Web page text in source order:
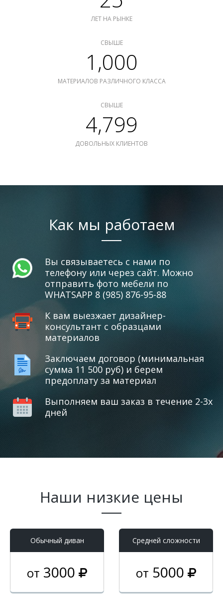
ЛЕТ НА РЫНКЕ
СВЫШЕ
1,000
МАТЕРИАЛОВ РАЗЛИЧНОГО КЛАССА
СВЫШЕ
4,799
ДОВОЛЬНЫХ КЛИЕНТОВ
Как мы работаем
Вы связываетесь с нами по
телефону или через сайт. Можно
отправить фото мебели по
WHATSAPP 8 (985) 876-95-88
К вам выезжает дизайнер-
консультант с образцами
материалов
Заключаем договор (минимальная
сумма 11 500 руб) и берем
предоплату за материал
Выполняем ваш заказ в течение 2-3х
дней
Наши низкие цены
Обычный диван
от 3000
Средней сложности
от 5000